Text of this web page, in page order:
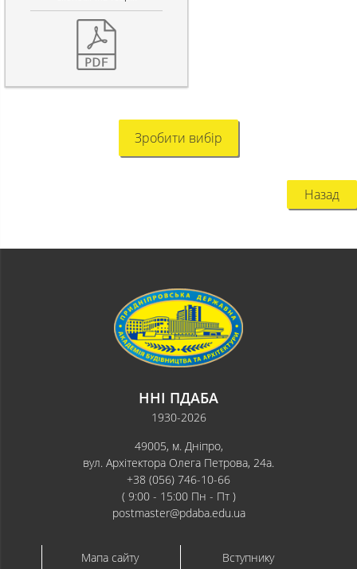
Зробити вибір
Назад
ННІ ПДАБА
1930-2026
49005, м. Дніпро,
вул. Архітектора Олега Петрова, 24а.
+38 (056) 746-10-66
( 9:00 - 15:00 Пн - Пт )
postmaster@pdaba.edu.ua
Мапа сайту Вступнику